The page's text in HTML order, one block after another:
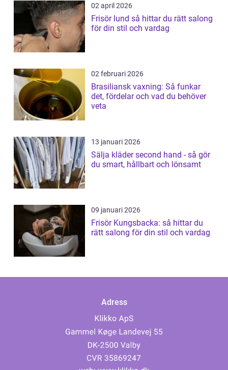
02 april 2026
Frisör lund så hittar du rätt salong
för din stil och vardag
02 februari 2026
Brasiliansk vaxning: Så funkar
det, fördelar och vad du behöver
veta
13 januari 2026
Sälja kläder second hand - så gör
du smart, hållbart och lönsamt
09 januari 2026
Frisör Kungsbacka: så hittar du
rätt salong för din stil och vardag
Adress